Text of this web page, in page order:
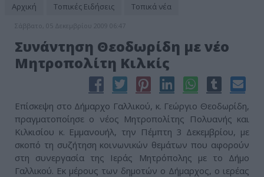
Αρχική Τοπικές Ειδήσεις Τοπικά νέα
Σάββατο, 05 Δεκεμβρίου 2009 06:47
Συνάντηση Θεοδωρίδη με νέο
Μητροπολίτη Κιλκίς
Επίσκεψη στο Δήμαρχο Γαλλικού, κ. Γεώργιο Θεοδωρίδη,
πραγματοποίησε ο νέος Μητροπολίτης Πολυανής και
Κιλκισίου κ. Εμμανουήλ, την Πέμπτη 3 Δεκεμβρίου, με
σκοπό τη συζήτηση κοινωνικών θεμάτων που αφορούν
στη συνεργασία της Ιεράς Μητρόπολης με το Δήμο
Γαλλικού. Εκ μέρους των δημοτών ο Δήμαρχος, ο ιερέας